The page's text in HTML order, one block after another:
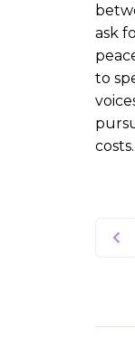
ask
to
costs.